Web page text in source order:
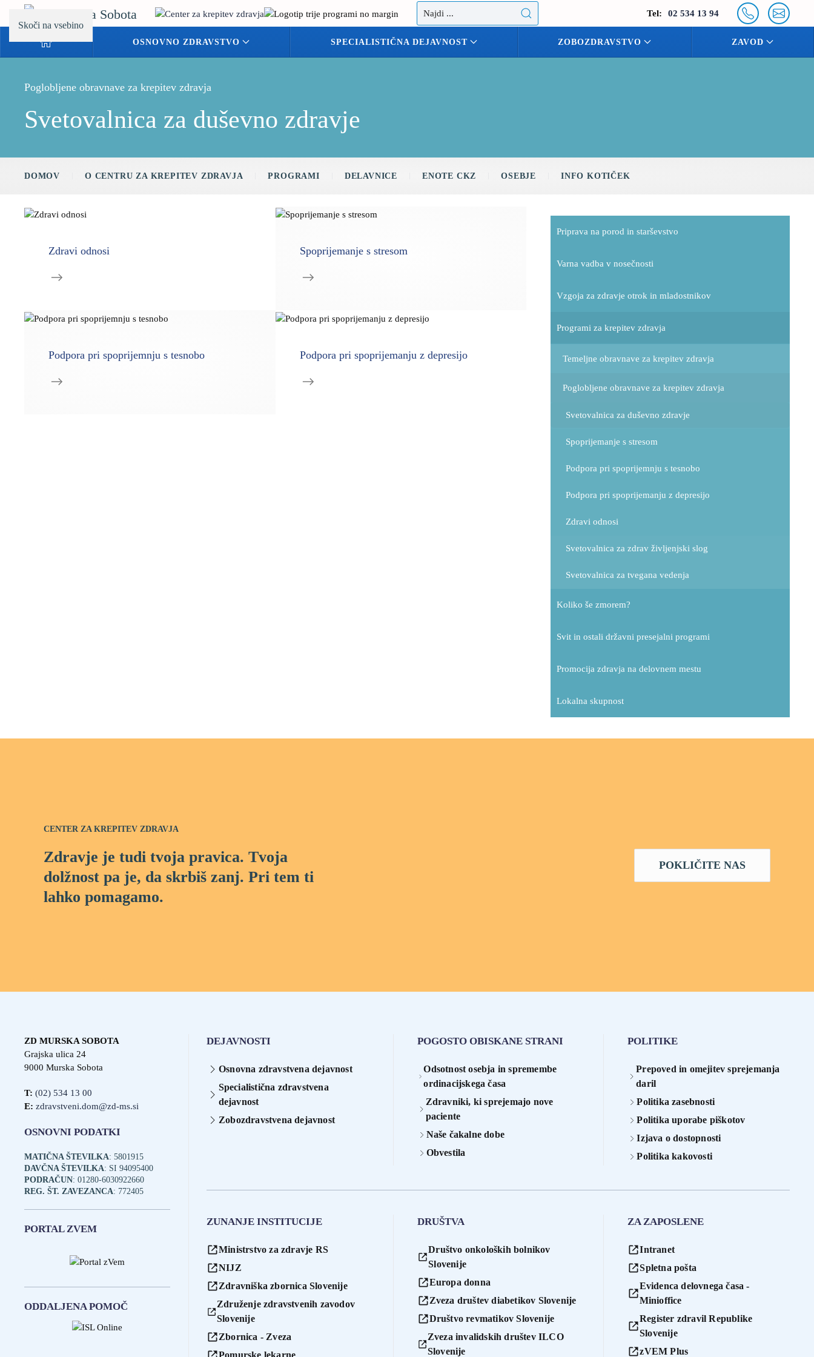
Skoči na vsebino
Tel: 02 534 13 94
OSNOVNO ZDRAVSTVO SPECIALISTIČNA DEJAVNOST ZOBOZDRAVSTVO ZAVOD
Poglobljene obravnave za krepitev zdravja
Svetovalnica za duševno zdravje
DOMOV O CENTRU ZA KREPITEV ZDRAVJA PROGRAMI DELAVNICE ENOTE CKZ OSEBJE INFO KOTIČEK
Zdravi odnosi Spoprijemanje s stresom
Podpora pri spoprijemnju s tesnobo Podpora pri spoprijemanju z depresijo
Priprava na porod in starševstvo
Varna vadba v nosečnosti
Vzgoja za zdravje otrok in mladostnikov
Programi za krepitev zdravja
Temeljne obravnave za krepitev zdravja
Poglobljene obravnave za krepitev zdravja
Svetovalnica za duševno zdravje
Spoprijemanje s stresom
Podpora pri spoprijemnju s tesnobo
Podpora pri spoprijemanju z depresijo
Zdravi odnosi
Svetovalnica za zdrav življenjski slog
Svetovalnica za tvegana vedenja
Koliko še zmorem?
Svit in ostali državni presejalni programi
Promocija zdravja na delovnem mestu
Lokalna skupnost
CENTER ZA KREPITEV ZDRAVJA
Zdravje je tudi tvoja pravica. Tvoja
dolžnost pa je, da skrbiš zanj. Pri tem ti
lahko pomagamo.
POKLIČITE NAS
ZD MURSKA SOBOTA
Grajska ulica 24
9000 Murska Sobota
T: (02) 534 13 00
E: zdravstveni.dom@zd-ms.si
OSNOVNI PODATKI
MATIČNA ŠTEVILKA: 5801915
DAVČNA ŠTEVILKA: SI 94095400
PODRAČUN: 01280-6030922660
REG. ŠT. ZAVEZANCA: 772405
PORTAL ZVEM
ODDALJENA POMOČ
DEJAVNOSTI
Osnovna zdravstvena dejavnost
Specialistična zdravstvena
dejavnost
Zobozdravstvena dejavnost
POGOSTO OBISKANE STRANI
Odsotnost osebja in spremembe
ordinacijskega časa
Zdravniki, ki sprejemajo nove
paciente
Naše čakalne dobe
Obvestila
POLITIKE
Prepoved in omejitev sprejemanja
daril
Politika zasebnosti
Politika uporabe piškotov
Izjava o dostopnosti
Politika kakovosti
ZUNANJE INSTITUCIJE
Ministrstvo za zdravje RS
NIJZ
Zdravniška zbornica Slovenije
Združenje zdravstvenih zavodov
Slovenije
Zbornica - Zveza
Pomurske lekarne
DRUŠTVA
Društvo onkoloških bolnikov
Slovenije
Europa donna
Zveza društev diabetikov Slovenije
Društvo revmatikov Slovenije
Zveza invalidskih društev ILCO
Slovenije
ZA ZAPOSLENE
Intranet
Spletna pošta
Evidenca delovnega časa -
Minioffice
Register zdravil Republike
Slovenije
zVEM Plus